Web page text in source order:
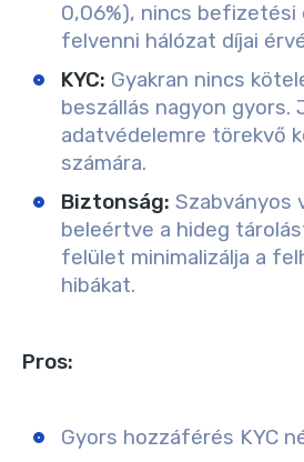
0,06%), nincs befizetési
felvenni hálózat díjai
KYC: Gyakran nincs
beszállás nagyon gyors.
adatvédelemre törekvő
számára.
Biztonság: Szabványos
beleértve a hideg
felület minimalizálja a
hibákat.
Pros:
Gyors hozzáférés KYC